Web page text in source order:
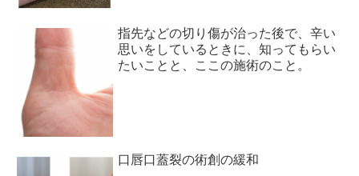
指先などの切り傷が治った後で、辛い
思いをしているときに、知ってもらい
たいことと、ここの施術のこと。
口唇口蓋裂の術創の緩和